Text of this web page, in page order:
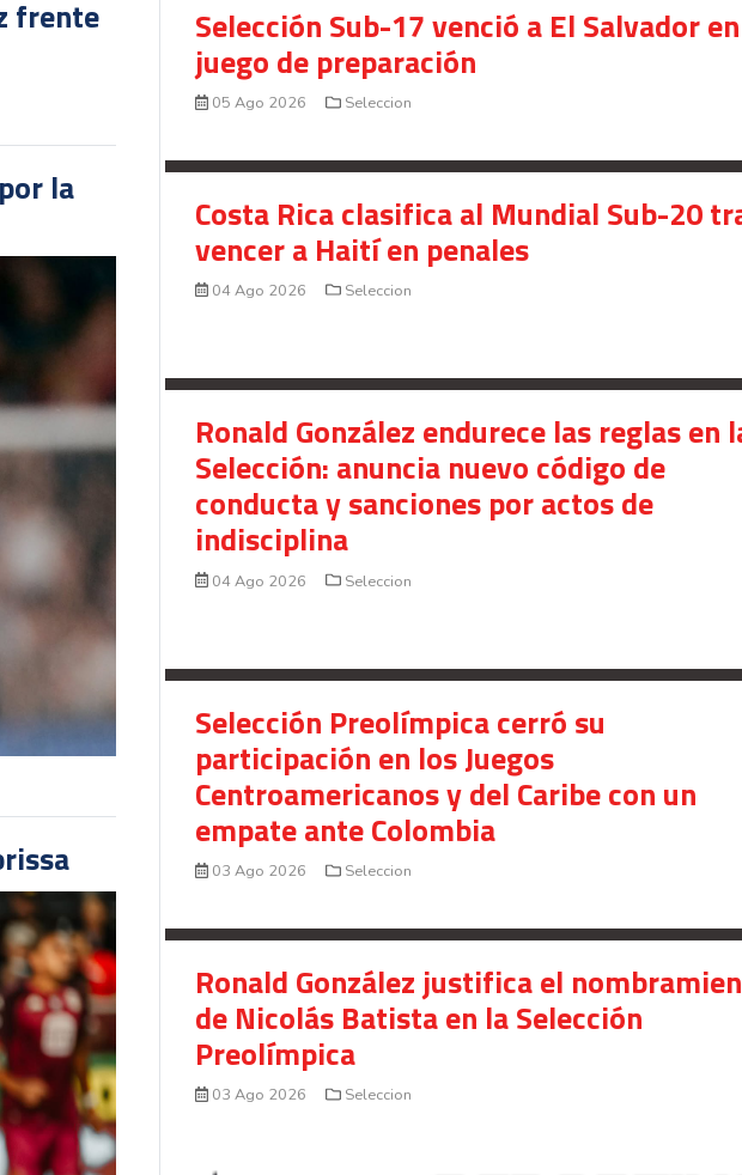
frente
la
Selección Sub-17 venció a El Salvador en
juego de preparación
05 Ago 2026 Seleccion
Costa Rica clasifica al Mundial Sub-20
vencer a Haití en penales
04 Ago 2026 Seleccion
Ronald González endurece las reglas en
Selección: anuncia nuevo código de
conducta y sanciones por actos de
indisciplina
04 Ago 2026 Seleccion
Selección Preolímpica cerró su
participación en los Juegos
Centroamericanos y del Caribe con un
empate ante Colombia
03 Ago 2026 Seleccion
Ronald González justifica el
de Nicolás Batista en la Selección
Preolímpica
03 Ago 2026 Seleccion